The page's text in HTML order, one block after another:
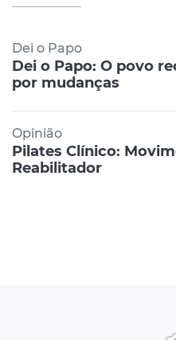
Dei o Papo
Dei o Papo: O povo
por mudanças
Opinião
Pilates Clínico:
Reabilitador